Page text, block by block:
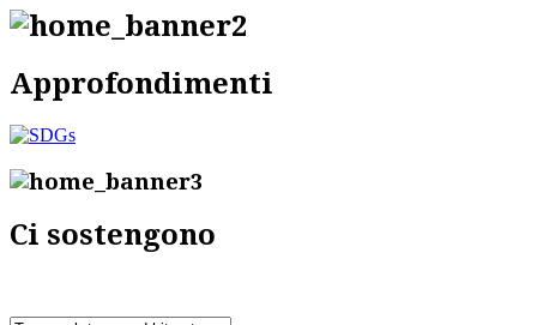
Approfondimenti
Ci sostengono